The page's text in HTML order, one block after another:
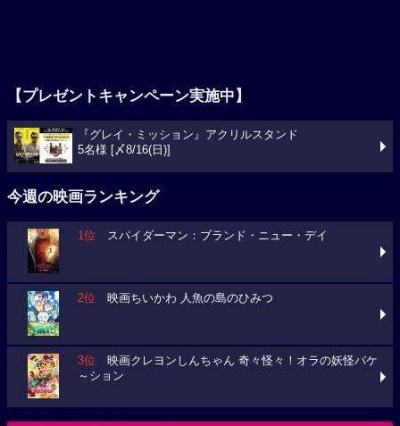
【プレゼントキャンペーン実施中】
『グレイ・ミッション』アクリルスタンド
5名様 [〆8/16(日)]
今週の映画ランキング
1位 スパイダーマン：ブランド・ニュー・デイ
2位 映画ちいかわ 人魚の島のひみつ
3位 映画クレヨンしんちゃん 奇々怪々！オラの妖怪バケ
～ション